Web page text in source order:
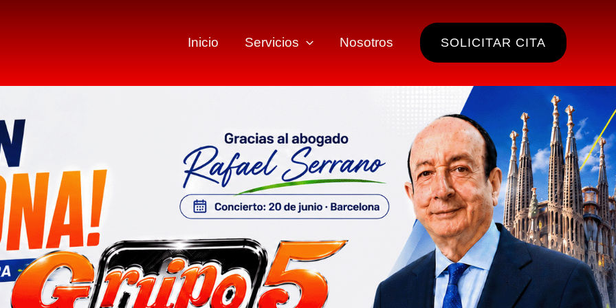
Inicio Servicios Nosotros SOLICITAR CITA